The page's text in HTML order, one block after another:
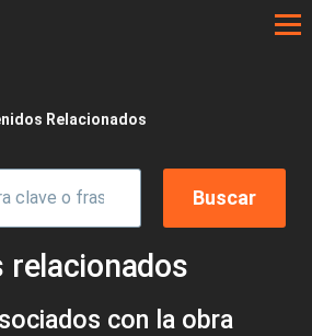
enlaces de ayuda a la
Relacionados
relacionados
con la obra